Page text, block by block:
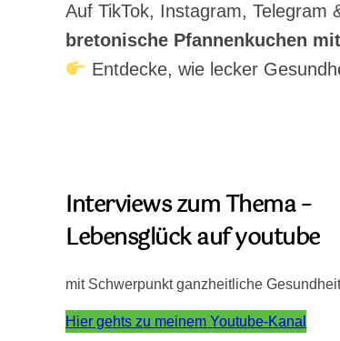
Auf TikTok, Instagram, Telegram
bretonische Pfannenkuchen
Entdecke, wie lecker
Interviews zum Thema –
Lebensglück auf youtube
mit Schwerpunkt ganzheitliche Gesundheit
Hier gehts zu meinem Youtube-Kanal